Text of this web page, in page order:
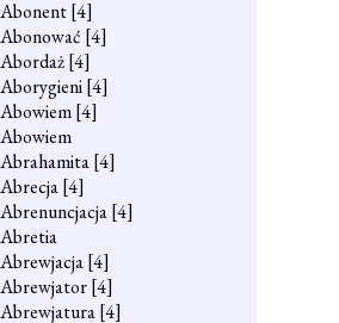
Abonent[4]
Abonować [4]
Abordaż[4]
Aborygieni[4]
Abowiem[4]
Abowiem
Abrahamita[4]
Abrecja[4]
Abrenuncjacja[4]
Abretia
Abrewjacja[4]
Abrewjator[4]
Abrewjatura[4]